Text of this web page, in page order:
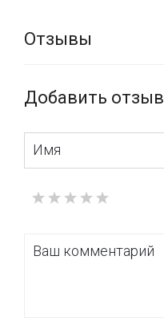
Отзывы
Добавить отзыв